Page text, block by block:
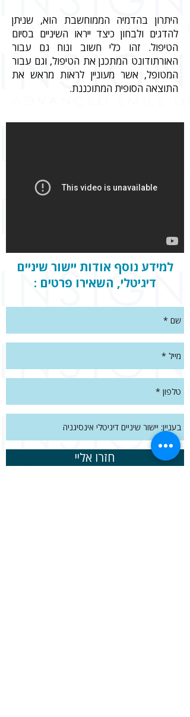
למידע נוסף אודות יישור שיניים
דיגיטלי, השאירו פרטים :
חזרו אליי
היתרון בהדמיה הממוחשבת הוא, שניתן
להדגים ולבחון כיצד ייראו השיניים בסיום
הטיפול. זהו כלי חשוב ונוח גם עבור
האורתודונט המתכנן את הטיפול, וגם עבור
המטופל, אשר מעוניין לראות מראש את
התוצאה הסופית המתוכננת.